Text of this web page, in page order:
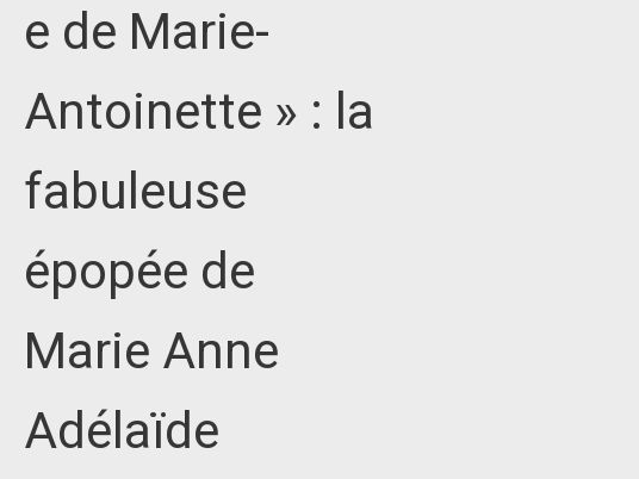
e de Marie-
Antoinette » : la
fabuleuse
épopée de
Marie Anne
Adélaïde